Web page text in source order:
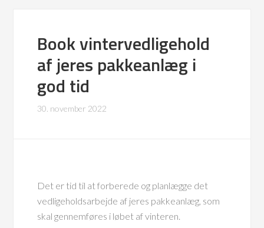
Book vintervedligehold
af jeres pakkeanlæg i
god tid
30. november 2022
Det er tid til at forberede og planlægge det
vedligeholdsarbejde af jeres pakkeanlæg, som
skal gennemføres i løbet af vinteren.